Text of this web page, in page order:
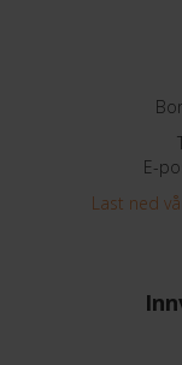
E-
Last ned